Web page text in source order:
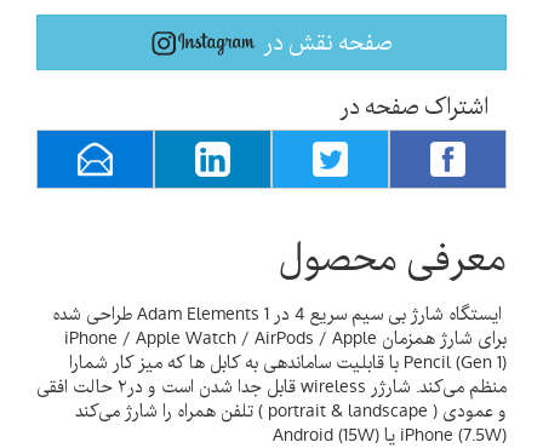
صفحه نقش در
اشتراک صفحه در
معرفی محصول
ایستگاه شارژ بی سیم سریع 4 در 1 Adam Elements طراحی شده
برای شارژ همزمان iPhone / Apple Watch / AirPods / Apple
Pencil (Gen 1) با قابلیت ساماندهی به کابل ها که میز کار شمارا
منظم می‌کند. شارژر wireless قابل جدا شدن است و در۲ حالت افقی
و عمودی ( portrait & landscape ) تلفن همراه را شارژ می‌کند
iPhone (7.5W) یا Android (15W)